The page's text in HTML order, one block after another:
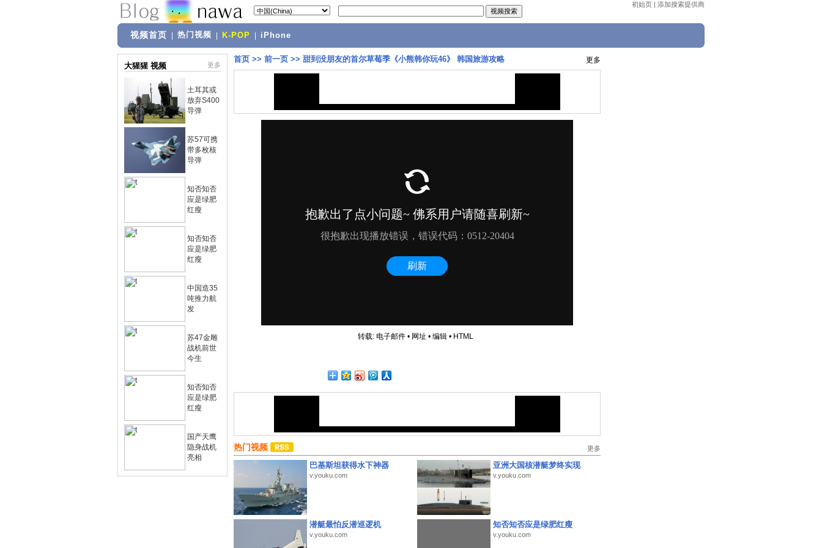
初始页 | 添加搜索提供商
视频首页 热门视频 K-POP iPhone
大猩猩 视频 更多
土耳其或
放弃S400
导弹
苏57可携
带多枚核
导弹
知否知否
应是绿肥
红瘦
知否知否
应是绿肥
红瘦
中国造35
吨推力航
发
苏47金雕
战机前世
今生
知否知否
应是绿肥
红瘦
国产天鹰
隐身战机
亮相
首页 >> 前一页 >> 甜到没朋友的首尔草莓季《小熊韩你玩46》 韩国旅游攻略 更多
转载: 电子邮件• 网址 • 编辑• HTML
热门视频 更多
巴基斯坦获得水下神器
v.youku.com
亚洲大国核潜艇梦终实现
v.youku.com
潜艇最怕反潜巡逻机
v.youku.com
知否知否应是绿肥红瘦
v.youku.com